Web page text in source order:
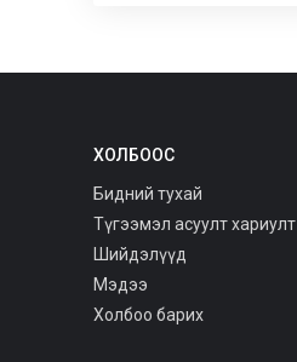
ХОЛБООС
Бидний тухай
Түгээмэл асуулт хариулт
Шийдэлүүд
Мэдээ
Холбоо барих